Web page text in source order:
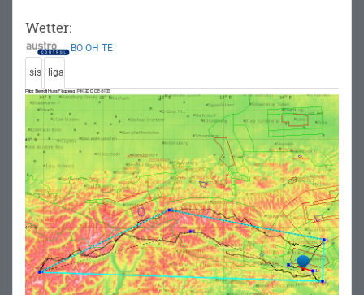
Wetter:
BO OH TE
sis liga